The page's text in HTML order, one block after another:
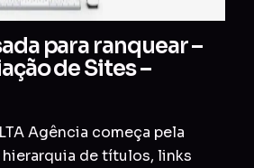
para ranquear –
de Sites –
Agência começa pela
de títulos, links